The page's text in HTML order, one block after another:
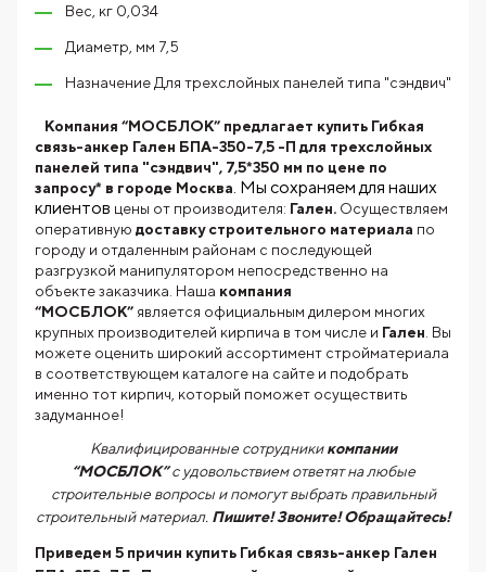
Вес, кг 0,034
Диаметр, мм 7,5
Назначение Для трехслойных панелей типа "сэндвич"
Компания “МОСБЛОК” предлагает купить Гибкая
связь-анкер Гален БПА-350-7,5 -П для трехслойных
панелей типа "сэндвич", 7,5*350 мм по цене по
запросу* в городе Москва . Мы сохраняем для наших
клиентов цены от производителя: Гален. Осуществляем
оперативную доставку строительного материала по
городу и отдаленным районам с последующей
разгрузкой манипулятором непосредственно на
объекте заказчика. Наша компания
“МОСБЛОК” является официальным дилером многих
крупных производителей кирпича в том числе и Гален . Вы
можете оценить широкий ассортимент стройматериала
в соответствующем каталоге на сайте и подобрать
именно тот кирпич, который поможет осуществить
задуманное!
Квалифицированные сотрудникикомпании
“МОСБЛОК”с удовольствием ответят на любые
строительные вопросы и помогут выбрать правильный
строительный материал. Пишите! Звоните! Обращайтесь!
Приведем 5 причин купить Гибкая связь-анкер Гален